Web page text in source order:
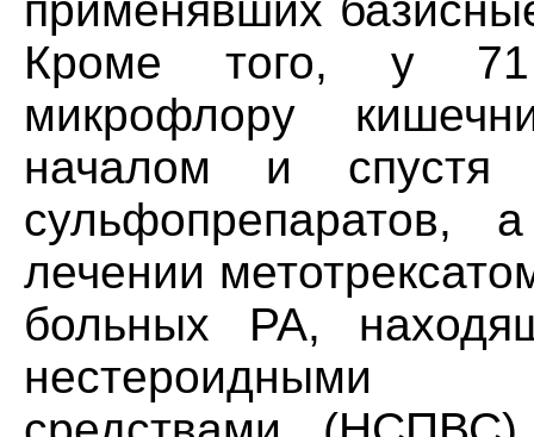
Кроме того, у 71
микрофлору
началом и
лечении
больных РА,
нестероидными